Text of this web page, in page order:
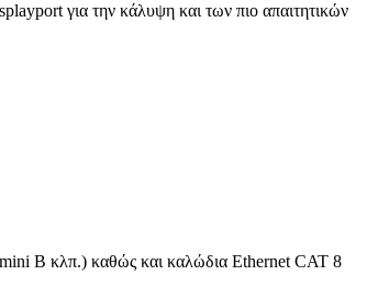
για την κάλυψη και των πιο απαιτητικών
B κλπ.) καθώς και καλώδια Ethernet CAT 8